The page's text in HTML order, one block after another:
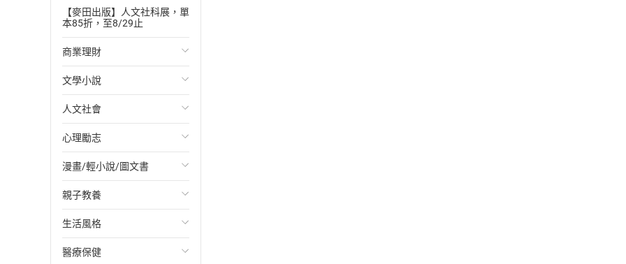
【麥田出版】人文社科展，單
本85折，至8/29止
商業理財
投資理財
經濟/趨勢
財務/金融
管理/領導
職場工作術
成功法
行銷/廣告
文學小說
歐美文學
日本文學
韓國文學
華文文學
經典文學
成長/家庭生活小說
人文社會
國際關係
政治
社會科學
台灣/中國歷史
日/韓歷史
心理勵志
心靈成長/情緒
人際關係
兩性關係
心理學
漫畫/輕小說/圖文書
輕小說
奇幻/科幻
愛情故事
親子教養
教育現場
兒童文學/故事
生活風格
飲食/食譜
醫療保健